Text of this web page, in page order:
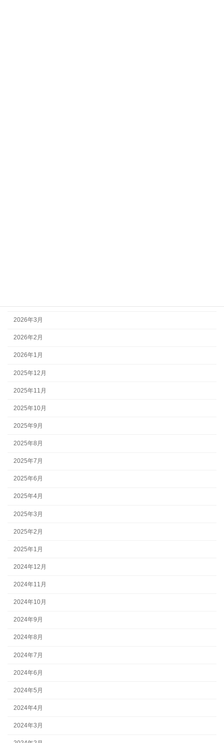
2026年3月
2026年2月
2026年1月
2025年12月
2025年11月
2025年10月
2025年9月
2025年8月
2025年7月
2025年6月
2025年4月
2025年3月
2025年2月
2025年1月
2024年12月
2024年11月
2024年10月
2024年9月
2024年8月
2024年7月
2024年6月
2024年5月
2024年4月
2024年3月